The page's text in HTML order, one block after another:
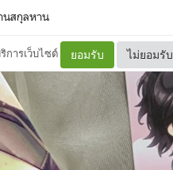
การเว็บไซต์ ยอมรับ ไม่ยอมรับ
นสกุลหาน